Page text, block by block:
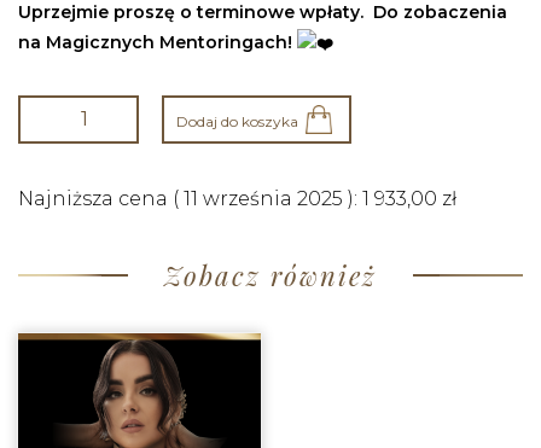
Uprzejmie proszę o terminowe wpłaty. Do zobaczenia
na Magicznych Mentoringach!
Dodaj do koszyka
Najniższa cena ( 11 września 2025 ): 1 933,00 zł
Zobacz również